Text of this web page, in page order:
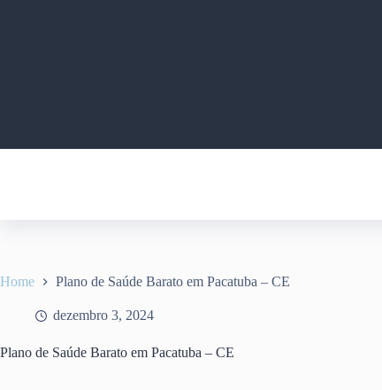
Home Plano de Saúde Barato em Pacatuba – CE
dezembro 3, 2024
Plano de Saúde Barato em Pacatuba – CE